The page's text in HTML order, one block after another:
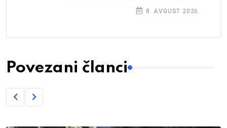
8. AVGUST 2026.
Povezani članci